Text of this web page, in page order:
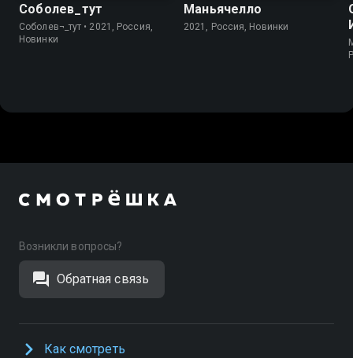
Соболев_тут
Соболев¬_тут • 2021, Россия,
Новинки
Маньячелло
2021, Россия, Новинки
Возникли вопросы?
Обратная связь
Как смотреть